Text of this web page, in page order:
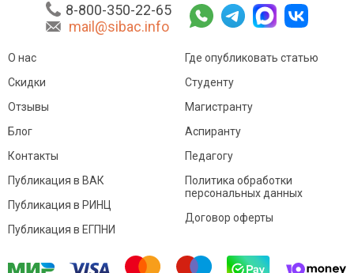
8-800-350-22-65
mail@sibac.info
О нас
Скидки
Отзывы
Блог
Контакты
Где опубликовать статью
Студенту
Магистранту
Аспиранту
Педагогу
Публикация в ВАК
Публикация в РИНЦ
Публикация в ЕГПНИ
Политика обработки
персональных данных
Договор оферты